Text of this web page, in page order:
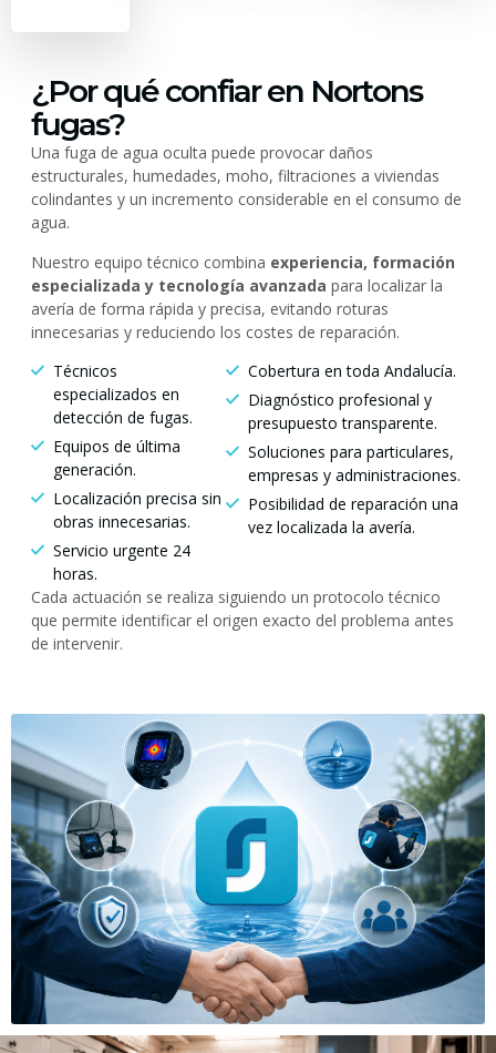
¿Por qué confiar en Nortons
fugas?
Una fuga de agua oculta puede provocar daños
estructurales, humedades, moho, filtraciones a viviendas
colindantes y un incremento considerable en el consumo de
agua.
Nuestro equipo técnico combina experiencia, formación
especializada y tecnología avanzada para localizar la
avería de forma rápida y precisa, evitando roturas
innecesarias y reduciendo los costes de reparación.
Técnicos
especializados en
detección de fugas.
Equipos de última
generación.
Localización precisa sin
obras innecesarias.
Servicio urgente 24
horas.
Cobertura en toda Andalucía.
Diagnóstico profesional y
presupuesto transparente.
Soluciones para particulares,
empresas y administraciones.
Posibilidad de reparación una
vez localizada la avería.
Cada actuación se realiza siguiendo un protocolo técnico
que permite identificar el origen exacto del problema antes
de intervenir.